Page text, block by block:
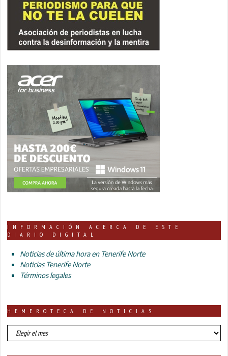
INFORMACIÓN ACERCA DE ESTE
DIARIO DIGITAL
Noticias de última hora en Tenerife Norte
Noticias Tenerife Norte
Términos legales
HEMEROTECA DE NOTICIAS
HEMEROTECA
DE